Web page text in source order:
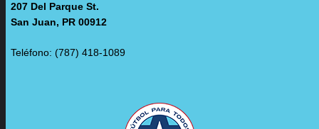
207 Del Parque St.
San Juan, PR 00912
Teléfono: (787) 418-1089